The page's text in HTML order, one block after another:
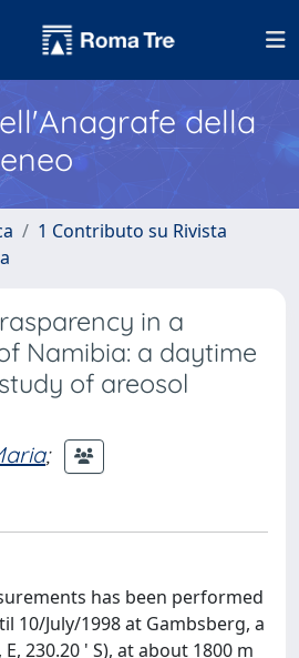
della
1 Contributo su Rivista
in a
Namibia: a daytime
of areosol
;
has been performed
10/July/1998 at Gambsberg, a
230.20 ' S), at about 1800 m